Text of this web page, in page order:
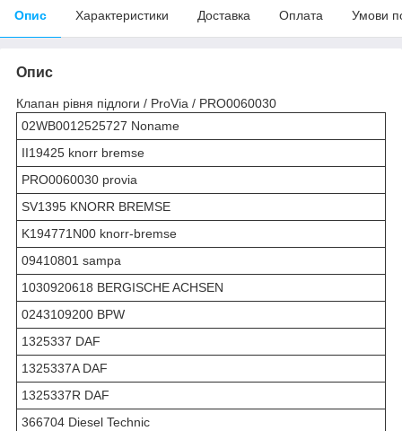
Опис Характеристики Доставка Оплата Умови
Опис
Клапан рівня підлоги / ProVia / PRO0060030
02WB0012525727 Noname
II19425 knorr bremse
PRO0060030 provia
SV1395 KNORR BREMSE
K194771N00 knorr-bremse
09410801 sampa
1030920618 BERGISCHE ACHSEN
0243109200 BPW
1325337 DAF
1325337A DAF
1325337R DAF
366704 Diesel Technic